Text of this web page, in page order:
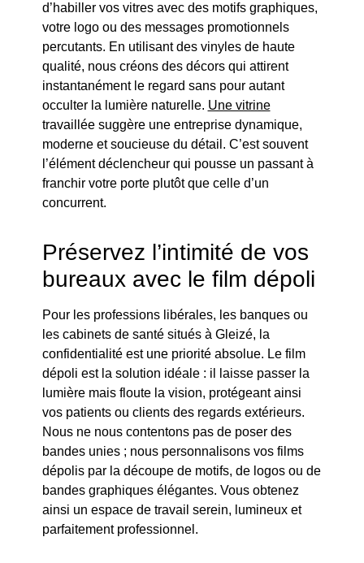
d’habiller vos vitres avec des motifs graphiques,
votre logo ou des messages promotionnels
percutants. En utilisant des vinyles de haute
qualité, nous créons des décors qui attirent
instantanément le regard sans pour autant
occulter la lumière naturelle. Une vitrine
travaillée suggère une entreprise dynamique,
moderne et soucieuse du détail. C’est souvent
l’élément déclencheur qui pousse un passant à
franchir votre porte plutôt que celle d’un
concurrent.
Préservez l’intimité de vos
bureaux avec le film dépoli
Pour les professions libérales, les banques ou
les cabinets de santé situés à Gleizé, la
confidentialité est une priorité absolue. Le film
dépoli est la solution idéale : il laisse passer la
lumière mais floute la vision, protégeant ainsi
vos patients ou clients des regards extérieurs.
Nous ne nous contentons pas de poser des
bandes unies ; nous personnalisons vos films
dépolis par la découpe de motifs, de logos ou de
bandes graphiques élégantes. Vous obtenez
ainsi un espace de travail serein, lumineux et
parfaitement professionnel.